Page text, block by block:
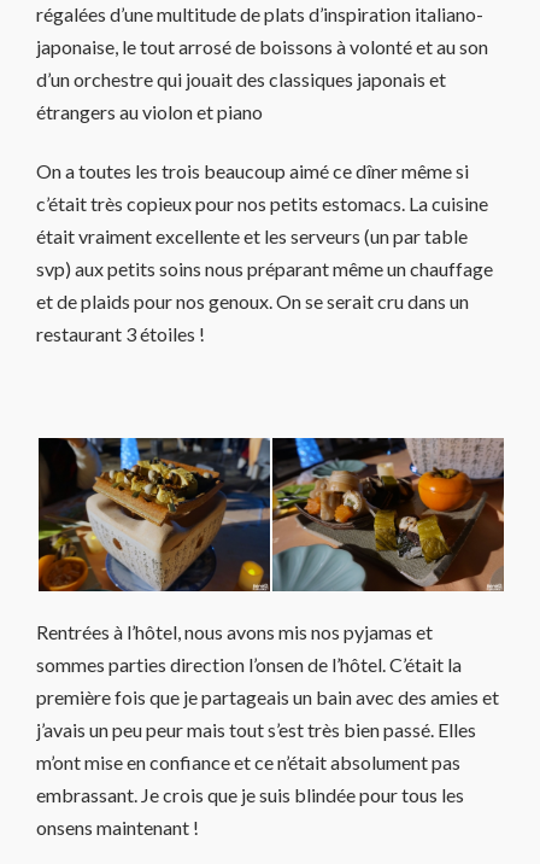
régalées d’une multitude de plats d’inspiration italiano-
japonaise, le tout arrosé de boissons à volonté et au son
d’un orchestre qui jouait des classiques japonais et
étrangers au violon et piano
On a toutes les trois beaucoup aimé ce dîner même si
c’était très copieux pour nos petits estomacs. La cuisine
était vraiment excellente et les serveurs (un par table
svp) aux petits soins nous préparant même un chauffage
et de plaids pour nos genoux. On se serait cru dans un
restaurant 3 étoiles !
Rentrées à l’hôtel, nous avons mis nos pyjamas et
sommes parties direction l’onsen de l’hôtel. C’était la
première fois que je partageais un bain avec des amies et
j’avais un peu peur mais tout s’est très bien passé. Elles
m’ont mise en confiance et ce n’était absolument pas
embrassant. Je crois que je suis blindée pour tous les
onsens maintenant !